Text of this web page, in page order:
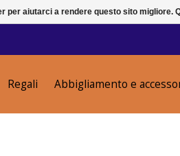
Regali Abbigliamento e
per aiutarci a rendere questo sito migliore.